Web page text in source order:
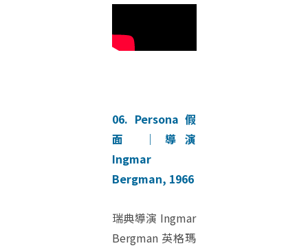
06. Persona 假
面 ｜導演
Ingmar
Bergman, 1966
瑞典導演 Ingmar
Bergman 英格瑪